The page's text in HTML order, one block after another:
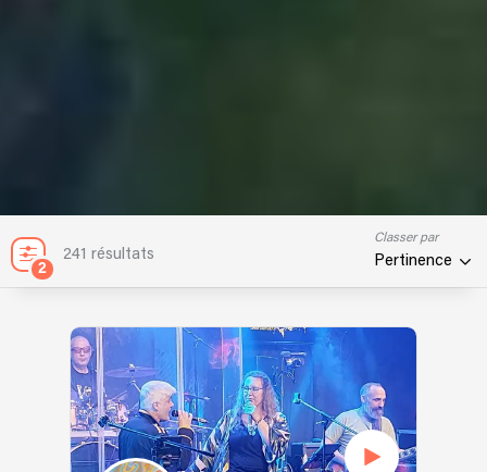
2
241 résultats
Classer par
Pertinence